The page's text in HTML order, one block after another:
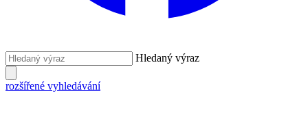
Hledaný výraz
rozšířené vyhledávání